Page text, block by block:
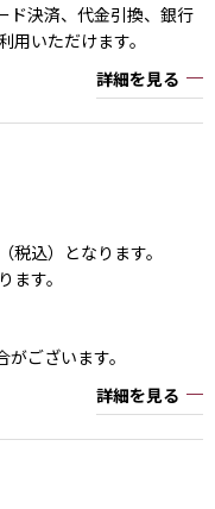
ド決済、代金引換、銀行
いただけます。
詳細を見る
込）となります。
す。
ございます。
詳細を見る